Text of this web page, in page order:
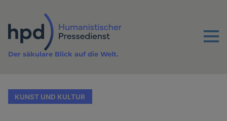
Inhalt
Menu
Der säkulare Blick auf die Welt.
KUNST UND KULTUR